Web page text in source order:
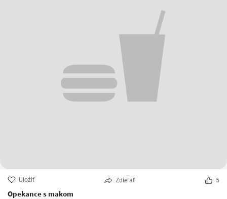
Uložiť Zdieľať 5
Opekance s makom